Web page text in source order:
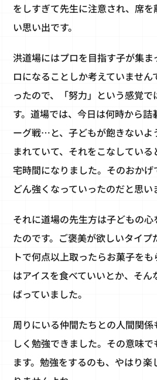
をしすぎて先生に注意され、席
い思い出です。
洪道場にはプロを目指す子が集
ロになることしか考えていませ
ったので、「努力」という感覚
す。道場では、今日は何時から詰
ーグ戦…と、子どもが飽きないよ
まれていて、それをこなしてい
宅時間になりました。そのおか
どん強くなっていったのだと思い
それに道場の先生方は子どもの
たのです。ご褒美が欲しいタイ
トで何点以上取ったらお菓子を
はアイスを食べていいとか、そ
ばっていました。
周りにいる仲間たちとの人間関
しく勉強できました。その意味
ます。勉強をするのも、やはり